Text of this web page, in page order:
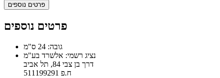
פרטים נוספים
פרטים נוספים
גובה: 24 ס"מ
נציג רשמי: אלשרד בע"מ
דרך בן צבי 84, תל אביב
ח.פ 511199291